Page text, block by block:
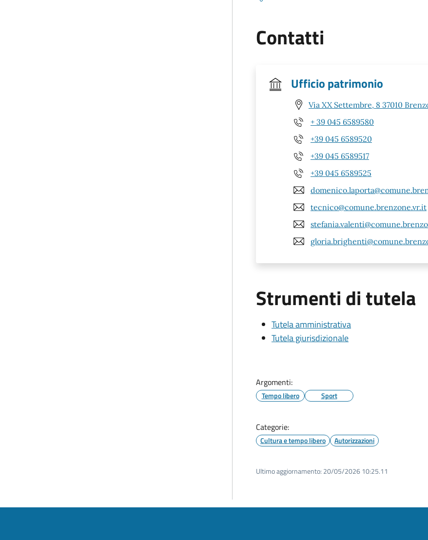
Contatti
Ufficio patrimonio
Via XX Settembre, 8 37010
+ 39 045 6589580
+39 045 6589520
+39 045 6589517
+39 045 6589525
tecnico@comune.brenzone.vr.it
Strumenti di tutela
Tutela amministrativa
Tutela giurisdizionale
Argomenti:
Tempo libero Sport
Categorie:
Cultura e tempo libero Autorizzazioni
Ultimo aggiornamento: 20/05/2026 10:25.11